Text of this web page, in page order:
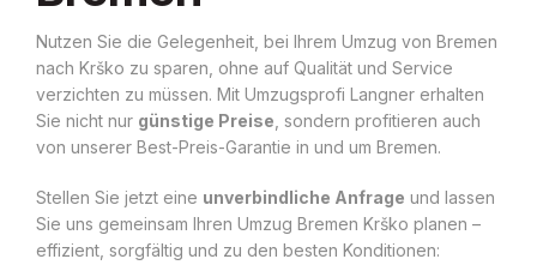
Nutzen Sie die Gelegenheit, bei Ihrem Umzug von Bremen
nach Krško zu sparen, ohne auf Qualität und Service
verzichten zu müssen. Mit Umzugsprofi Langner erhalten
Sie nicht nur günstige Preise , sondern profitieren auch
von unserer Best-Preis-Garantie in und um Bremen.
Stellen Sie jetzt eine unverbindliche Anfrage und lassen
Sie uns gemeinsam Ihren Umzug Bremen Krško planen –
effizient, sorgfältig und zu den besten Konditionen: